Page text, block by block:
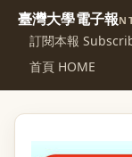
臺灣大學電子報
訂閱本報
首頁 HOME